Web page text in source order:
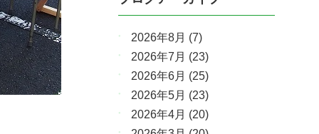
2026年8月 (7)
2026年7月 (23)
2026年6月 (25)
2026年5月 (23)
2026年4月 (20)